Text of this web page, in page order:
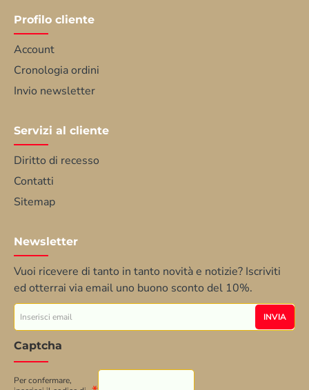
Profilo cliente
Account
Cronologia ordini
Invio newsletter
Servizi al cliente
Diritto di recesso
Contatti
Sitemap
Newsletter
Vuoi ricevere di tanto in tanto novità e notizie? Iscriviti
ed otterrai via email uno buono sconto del 10%.
Inserisci
email
INVIA
Captcha
Per confermare,